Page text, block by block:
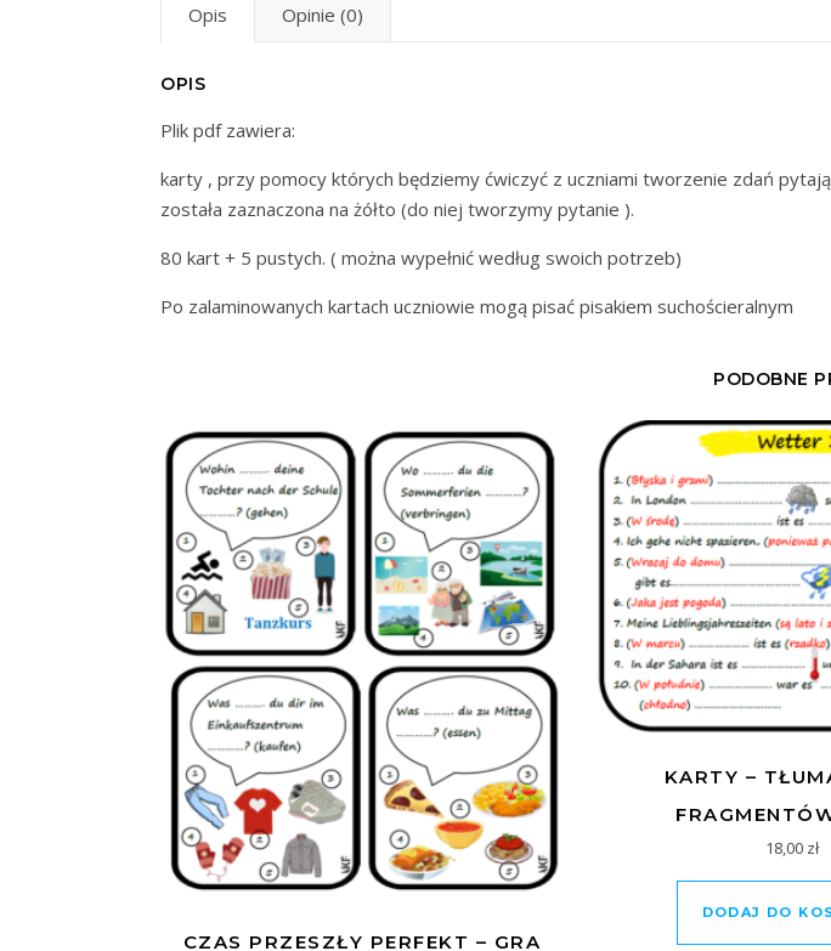
Opis Opinie (0)
OPIS
Plik pdf zawiera:
karty , przy pomocy których będziemy ćwiczyć z uczniami tworzenie zdań
została zaznaczona na żółto (do niej tworzymy pytanie ).
80 kart + 5 pustych. ( można wypełnić według swoich potrzeb)
Po zalaminowanych kartach uczniowie mogą pisać pisakiem suchościeralnym
PODOBNE
CZAS PRZESZŁY PERFEKT – GRA
KARTY –
18,00 zł
DODAJ DO